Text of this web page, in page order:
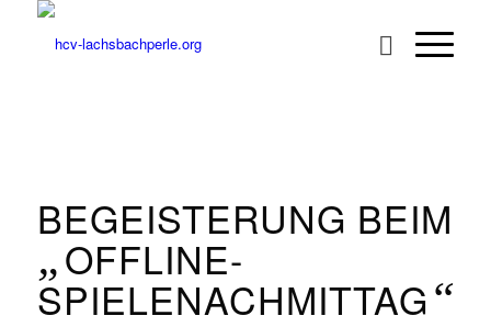
BEGEISTERUNG BEIM
„OFFLINE-
SPIELENACHMITTAG“